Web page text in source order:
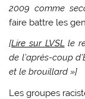
2009 comme
faire battre les
[Lire sur LVSLle
de l’après-coup
et le brouillard »]
Les groupes